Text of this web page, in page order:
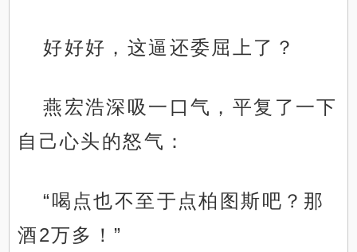
好好好，这逼还委屈上了？
燕宏浩深吸一口气，平复了一下
自己心头的怒气：
“喝点也不至于点柏图斯吧？那
酒2万多！”